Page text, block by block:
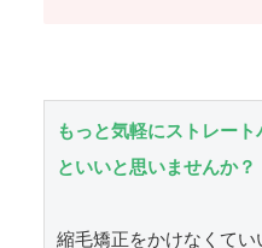
もっと気軽にストレー
といいと思いませんか？
縮毛矯正をかけなくて